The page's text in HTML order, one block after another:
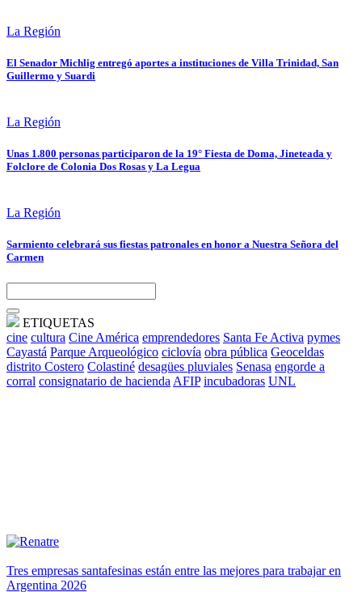
La Región
El Senador Michlig entregó aportes a instituciones de Villa Trinidad, San
Guillermo y Suardi
La Región
Unas 1.800 personas participaron de la 19° Fiesta de Doma, Jineteada y
Folclore de Colonia Dos Rosas y La Legua
La Región
Sarmiento celebrará sus fiestas patronales en honor a Nuestra Señora del
Carmen
ETIQUETAS
cine cultura Cine América emprendedores Santa Fe Activa pymes
Cayastá Parque Arqueológico ciclovía obra pública Geoceldas
distrito Costero Colastiné desagües pluviales Senasa engorde a
corral consignatario de hacienda AFIP incubadoras UNL
Tres empresas santafesinas están entre las mejores para trabajar en
Argentina 2026